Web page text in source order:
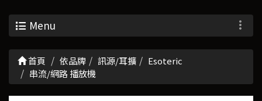
Menu
首頁 依品牌 訊源/耳擴
Esoteric
串流/網路 播放機